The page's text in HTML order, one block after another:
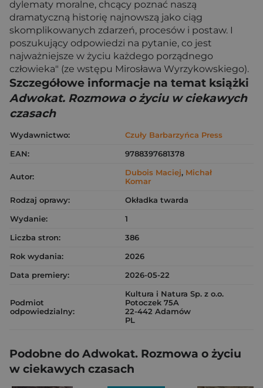
dylematy moralne, chcący poznać naszą
dramatyczną historię najnowszą jako ciąg
skomplikowanych zdarzeń, procesów i postaw. I
poszukujący odpowiedzi na pytanie, co jest
najważniejsze w życiu każdego porządnego
człowieka" (ze wstępu Mirosława Wyrzykowskiego).
Szczegółowe informacje na temat książki
Adwokat. Rozmowa o życiu w ciekawych
czasach
Wydawnictwo:
Czuły Barbarzyńca Press
EAN:
9788397681378
Autor: Dubois Maciej, Michał
Komar
Rodzaj oprawy:
Okładka twarda
Wydanie:
1
Liczba stron:
386
Rok wydania:
2026
Data premiery:
2026-05-22
Podmiot
odpowiedzialny:
Kultura i Natura Sp. z o.o.
Potoczek 75A
22-442 Adamów
PL
Podobne do Adwokat. Rozmowa o życiu
w ciekawych czasach